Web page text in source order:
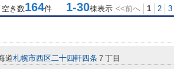
き数164件 1-30棟表示 <<前へ 1 2 3
道札幌市西区二十四軒四条 ７丁目